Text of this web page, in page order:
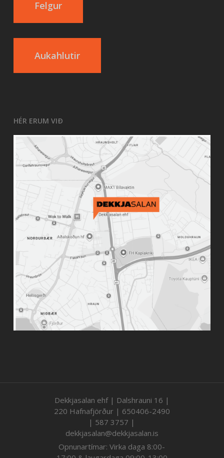
Felgur
Aukahlutir
HÉR ERUM VIÐ
Dekkjasalan ehf | Dalshrauni 16 |
220 Hafnafjörður | 650406-2490
| 587 3757 |
dekkjasalan@dekkjasalan.is
Opnunartímar: Virka daga 8:00-